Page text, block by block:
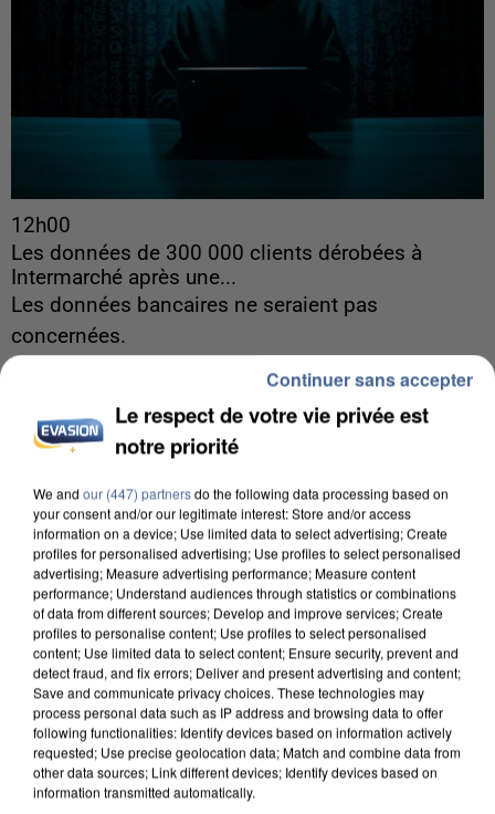
12h00
Les données de 300 000 clients dérobées à
Intermarché après une...
Les données bancaires ne seraient pas
concernées.
8h00
Un second cadre de la DZ Mafia interpellé en
Algérie
Le respect de votre vie privée est
notre priorité
We and our (447) partnersdo the following data processing based on
your consent and/or our legitimate interest: Store and/or access
information on a device; Use limited data to select advertising; Create
profiles for personalised advertising; Use profiles to select personalised
advertising; Measure advertising performance; Measure content
performance; Understand audiences through statistics or combinations
of data from different sources; Develop and improve services; Create
profiles to personalise content; Use profiles to select personalised
content; Use limited data to select content; Ensure security, prevent and
detect fraud, and fix errors; Deliver and present advertising and content;
Save and communicate privacy choices. These technologies may
process personal data such as IP address and browsing data to offer
following functionalities: Identify devices based on information actively
requested; Use precise geolocation data; Match and combine data from
other data sources; Link different devices; Identify devices based on
information transmitted automatically.
Continuer sans accepter